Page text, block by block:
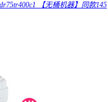
【无桶机器】同款145